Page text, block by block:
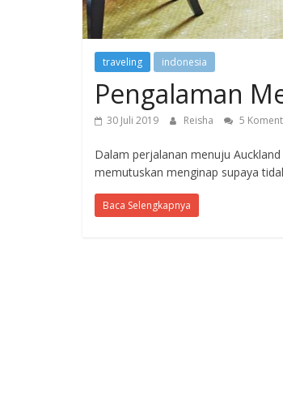
traveling indonesia
Pengalaman
30 Juli 2019 Reisha 5
Dalam perjalanan menuju
memutuskan menginap supaya
Baca Selengkapnya